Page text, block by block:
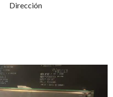
Dirección